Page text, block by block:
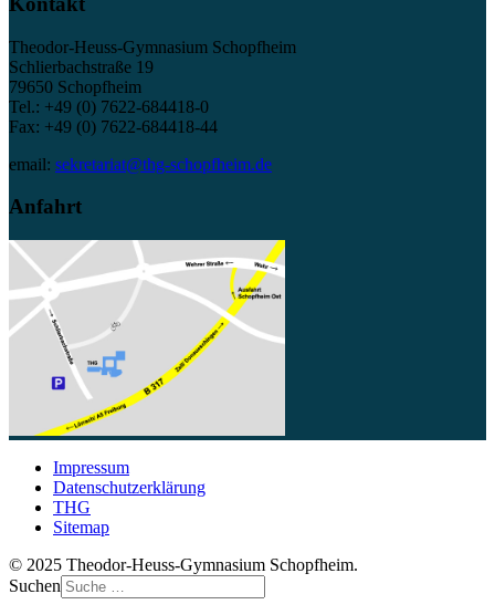
Theodor-Heuss-Gymnasium Schopfheim
Schlierbachstraße 19
79650 Schopfheim
Tel.: +49 (0) 7622-684418-0
Fax: +49 (0) 7622-684418-44
email: sekretariat@thg-schopfheim.de
Anfahrt
Impressum
Datenschutzerklärung
THG
Sitemap
© 2025 Theodor-Heuss-Gymnasium Schopfheim.
Suchen